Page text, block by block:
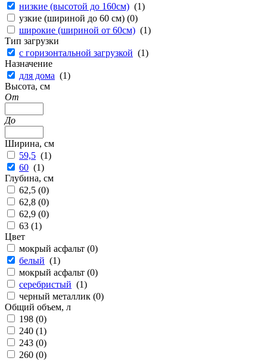
низкие (высотой до 160см) (1)
узкие (шириной до 60 см) (0)
широкие (шириной от 60см) (1)
Тип загрузки
с горизонтальной загрузкой (1)
Назначение
для дома (1)
Высота, см
От
До
Ширина, см
59,5 (1)
60 (1)
Глубина, см
62,5 (0)
62,8 (0)
62,9 (0)
63 (1)
Цвет
мокрый асфальт (0)
белый (1)
мокрый асфальт (0)
серебристый (1)
черный металлик (0)
Общий объем, л
198 (0)
240 (1)
243 (0)
260 (0)